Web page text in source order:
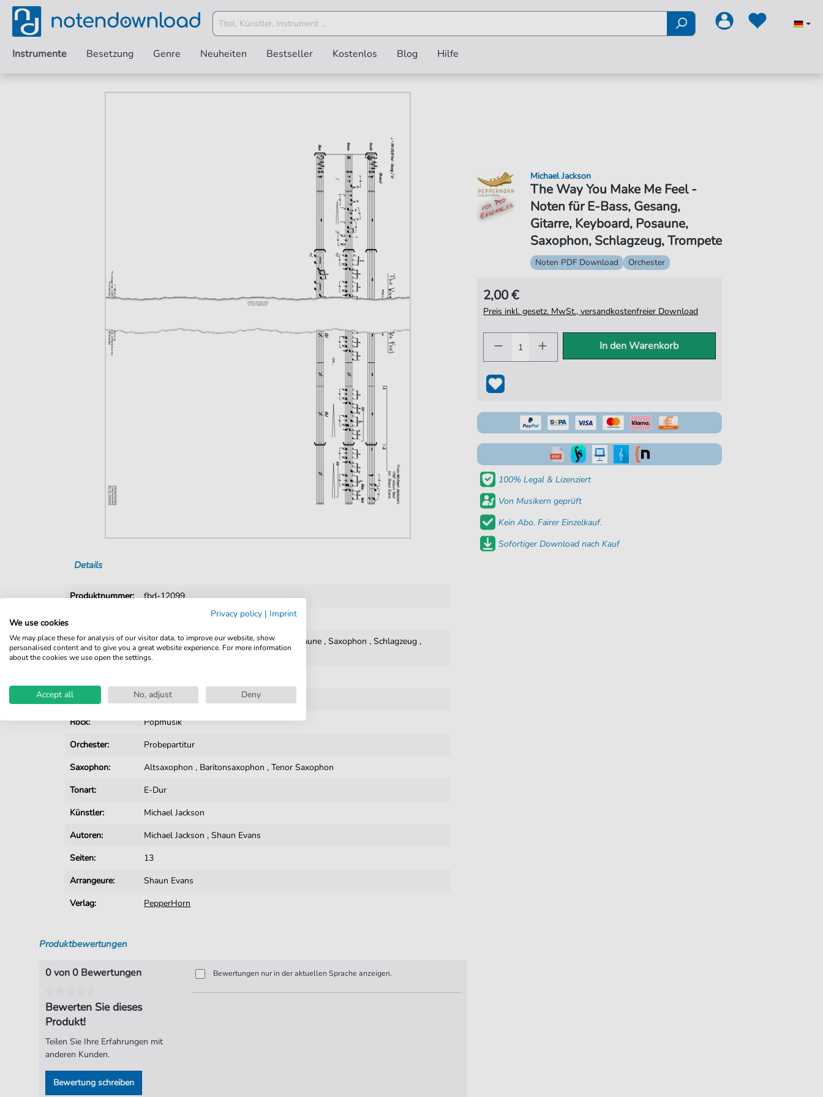
Instrumente Besetzung Genre Neuheiten Bestseller Kostenlos Blog Hilfe
Details
Produktnummer:
fbd-12099
Instrumente:
E-Bass,Gesang,Gitarre,Keyboard Posaune ,Saxophon ,Schlagzeug ,
Trompete
Popmusik:
R&B
Rock:
Popmusik
Orchester:
Probepartitur
Saxophon:
Altsaxophon , Baritonsaxophon ,Tenor Saxophon
Tonart:
E-Dur
Künstler:
Michael Jackson
Autoren:
Michael Jackson ,Shaun Evans
Seiten:
13
Arrangeure:
Shaun Evans
Verlag:
PepperHorn
The Way You Make Me Feel -
Noten für E-Bass, Gesang,
Gitarre, Keyboard, Posaune,
Saxophon, Schlagzeug, Trompete
Michael Jackson
Noten PDF Download Orchester
2,00 €
Preis inkl. gesetz. MwSt., versandkostenfreier Download
In den Warenkorb
100% Legal & Lizenziert
Von Musikern geprüft
Kein Abo. Fairer Einzelkauf.
Sofortiger Download nach Kauf
Produktbewertungen
0 von 0 Bewertungen
Bewerten Sie dieses
Produkt!
Teilen Sie Ihre Erfahrungen mit
anderen Kunden.
Bewertung schreiben
Bewertungen nur in der aktuellen Sprache anzeigen.
Privacy policy | Imprint
We use cookies
We may place these for analysis of our visitor data, to improve our website, show
personalised content and to give you a great website experience. For more information
about the cookies we use open the settings.
Accept all No, adjust Deny